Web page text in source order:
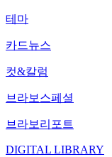
테마
카드뉴스
컷&칼럼
브라보스페셜
브라보리포트
DIGITAL LIBRARY